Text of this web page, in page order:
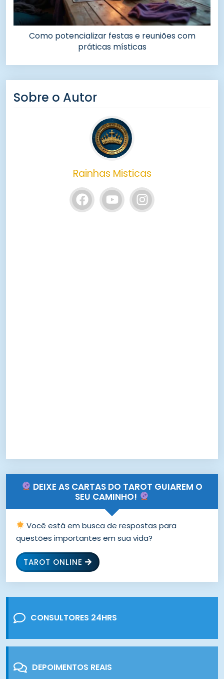
Como potencializar festas e reuniões com
práticas místicas
Sobre o Autor
Rainhas Misticas
DEIXE AS CARTAS DO TAROT GUIAREM O
SEU CAMINHO!
Você está em busca de respostas para
questões importantes em sua vida?
TAROT ONLINE
CONSULTORES 24HRS
DEPOIMENTOS REAIS